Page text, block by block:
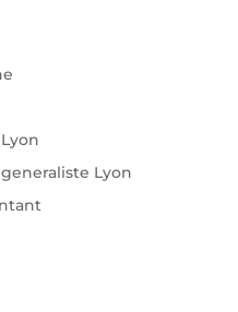
Lyon